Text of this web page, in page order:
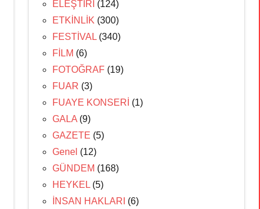
ELEŞTİRİ (124)
ETKİNLİK (300)
FESTİVAL (340)
FİLM (6)
FOTOĞRAF (19)
FUAR (3)
FUAYE KONSERİ (1)
GALA (9)
GAZETE (5)
Genel (12)
GÜNDEM (168)
HEYKEL (5)
İNSAN HAKLARI (6)